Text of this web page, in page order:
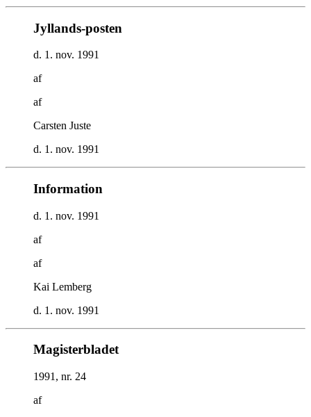
Jyllands-posten
d. 1. nov. 1991
af
af
Carsten Juste
d. 1. nov. 1991
Information
d. 1. nov. 1991
af
af
Kai Lemberg
d. 1. nov. 1991
Magisterbladet
1991, nr. 24
af